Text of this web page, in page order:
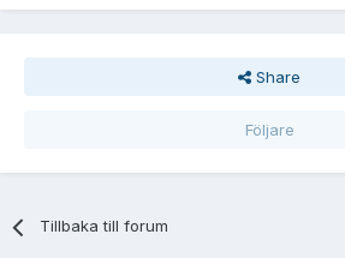
Share
Följare
Tillbaka till forum